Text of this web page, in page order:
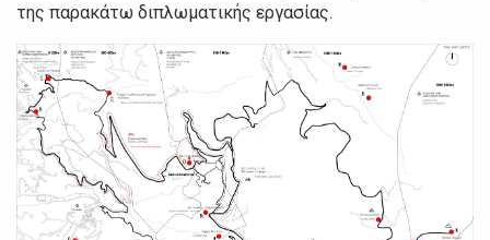
της παρακάτω διπλωματικής εργασίας.